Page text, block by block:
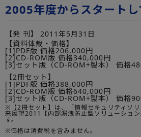
2005年度からスタートし
【発 刊】
2011年5月31日
【資料体裁・価格】
[1]PDF版 価格206,000円
[2]CD-ROM版 価格340,000円
[3]セット版（CD-ROM+製本） 価格
【2冊セット】
[1]PDF版 価格388,000円
[2]CD-ROM版 価格640,000円
[3]セット版（CD-ROM+製本） 価格
※【2冊セット】は、「情報セキュリティソ
来展望2011【内部漏洩防止型ソリューショ
す。
※価格は消費税を含みません。